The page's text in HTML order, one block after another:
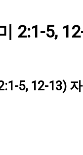
2:1-5,
5, 12-13)